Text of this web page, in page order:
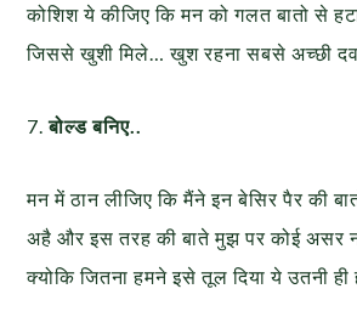
कोशिश ये कीजिए कि मन को गलत बातो से
जिससे खुशी मिले… खुश रहना सबसे अच्छी
7. बोल्ड बनिए..
मन में ठान लीजिए कि मैंने इन बेसिर पैर की
अहै और इस तरह की बाते मुझ पर कोई असर
क्योकि जितना हमने इसे तूल दिया ये उतनी ही